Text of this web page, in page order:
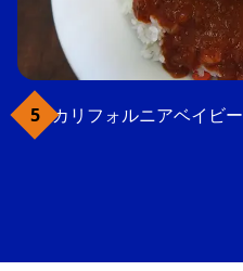
カリフォルニアベイビー